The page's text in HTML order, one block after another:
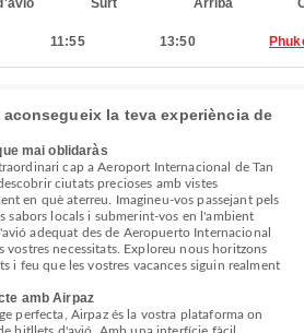
Surt Arriba
11:55 13:50
la teva experiència de
mai oblidaràs
cap a Aeroport Internacional de Tan
ciutats precioses amb vistes
en què aterreu. Imagineu-vos passejant pels
sabors locals i submerint-vos en l'ambient
adequat des de Aeropuerto Internacional
vostres necessitats. Exploreu nous horitzons
i feu que les vostres vacances siguin realment
amb Airpaz
perfecta, Airpaz és la vostra plataforma on